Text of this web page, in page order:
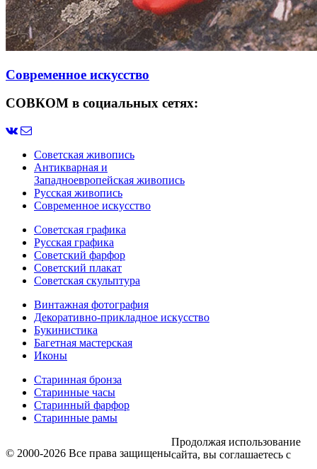
Современное искусство
СОВКОМ в социальных сетях:
Советская живопись
Антикварная и
Западноевропейская живопись
Русская живопись
Современное искусство
Советская графика
Русская графика
Советский фарфор
Советский плакат
Советская скульптура
Винтажная фотография
Декоративно-прикладное искусство
Букинистика
Багетная мастерская
Иконы
Старинная бронза
Старинные часы
Старинный фарфор
Старинные рамы
© 2000-2026 Все права защищены
Продолжая использование
сайта, вы соглашаетесь с